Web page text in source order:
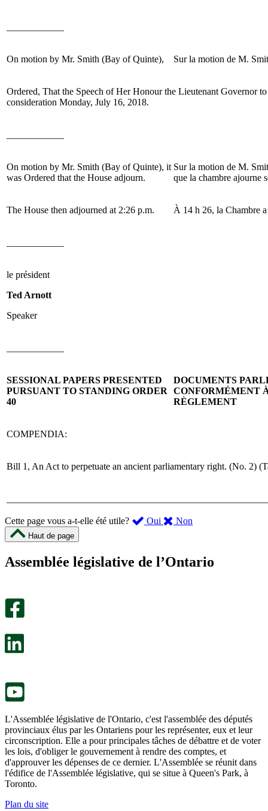
On motion by Mr. Smith (Bay of Quinte), Sur la motion de M.
Ordered, That the Speech of Her Honour the Lieutenant Governor
consideration Monday, July 16, 2018.
On motion by Mr. Smith (Bay of Quinte), it
was Ordered that the House adjourn.
Sur la motion de M.
que la chambre ajourne
The House then adjourned at 2:26 p.m. À 14 h 26, la Chambre
le président
Ted Arnott
Speaker
SESSIONAL PAPERS PRESENTED
PURSUANT TO STANDING ORDER
40
DOCUMENTS
CONFORMÉMENT
RÈGLEMENT
COMPENDIA:
Bill 1, An Act to perpetuate an ancient parliamentary right. (No. 2)
Cette page vous a-t-elle été utile? Oui ,
été
Non
m’a
Haut de page
Assemblée législative de l’Ontario
L'Assemblée législative de l'Ontario, c'est l'assemblée des députés
provinciaux élus par les Ontariens pour les représenter, eux et leur
circonscription. Elle a pour principales tâches de débattre et de voter
les lois, d'obliger le gouvernement à rendre des comptes, et
d'approuver les dépenses de ce dernier. L'Assemblée se réunit dans
l'édifice de l'Assemblée législative, qui se situe à Queen's Park, à
Toronto.
Plan du site